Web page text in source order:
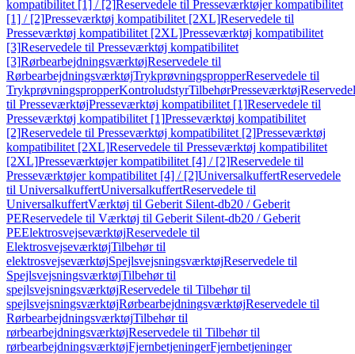
kompatibilitet [1] / [2]Reservedele til Presseværktøjer kompatibilitet
[1] / [2]Presseværktøj kompatibilitet [2XL]Reservedele til
Presseværktøj kompatibilitet [2XL]Presseværktøj kompatibilitet
[3]Reservedele til Presseværktøj kompatibilitet
[3]RørbearbejdningsværktøjReservedele til
RørbearbejdningsværktøjTrykprøvningspropperReservedele til
TrykprøvningspropperKontroludstyrTilbehørPresseværktøj
til PresseværktøjPresseværktøj kompatibilitet [1]Reservedele til
Presseværktøj kompatibilitet [1]Presseværktøj kompatibilitet
[2]Reservedele til Presseværktøj kompatibilitet [2]Presseværktøj
kompatibilitet [2XL]Reservedele til Presseværktøj kompatibilitet
[2XL]Presseværktøjer kompatibilitet [4] / [2]Reservedele til
Presseværktøjer kompatibilitet [4] / [2]UniversalkuffertReservedele
til UniversalkuffertUniversalkuffertReservedele til
UniversalkuffertVærktøj til Geberit Silent-db20 / Geberit
PEReservedele til Værktøj til Geberit Silent-db20 / Geberit
PEElektrosvejseværktøjReservedele til
ElektrosvejseværktøjTilbehør til
elektrosvejseværktøjSpejlsvejsningsværktøjReservedele til
SpejlsvejsningsværktøjTilbehør til
spejlsvejsningsværktøjReservedele til Tilbehør til
spejlsvejsningsværktøjRørbearbejdningsværktøjReservedele til
RørbearbejdningsværktøjTilbehør til
rørbearbejdningsværktøjReservedele til Tilbehør til
rørbearbejdningsværktøjFjernbetjeningerFjernbetjeninger